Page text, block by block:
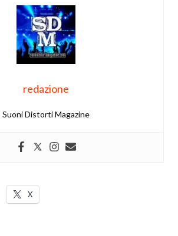
redazione
Suoni Distorti Magazine
X